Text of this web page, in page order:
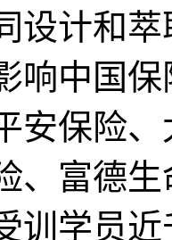
设计和
响中国
安保险
、富德
训学员